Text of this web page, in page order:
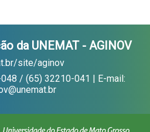
da UNEMAT - AGINOV
site/aginov
/ (65) 32210-041 | E-mail: